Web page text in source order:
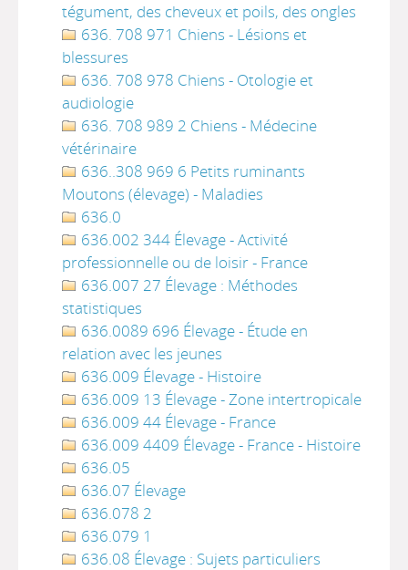
tégument, des cheveux et poils, des ongles
636. 708 971 Chiens - Lésions et
blessures
636. 708 978 Chiens - Otologie et
audiologie
636. 708 989 2 Chiens - Médecine
vétérinaire
636..308 969 6 Petits ruminants
Moutons (élevage) - Maladies
636.0
636.002 344 Élevage - Activité
professionnelle ou de loisir - France
636.007 27 Élevage : Méthodes
statistiques
636.0089 696 Élevage - Étude en
relation avec les jeunes
636.009 Élevage - Histoire
636.009 13 Élevage - Zone intertropicale
636.009 44 Élevage - France
636.009 4409 Élevage - France - Histoire
636.05
636.07 Élevage
636.078 2
636.079 1
636.08 Élevage : Sujets particuliers